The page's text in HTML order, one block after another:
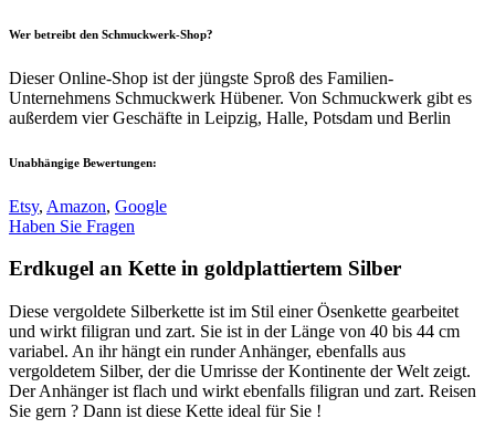
Wer betreibt den Schmuckwerk-Shop?
Dieser Online-Shop ist der jüngste Sproß des Familien-
Unternehmens Schmuckwerk Hübener. Von Schmuckwerk gibt es
außerdem vier Geschäfte in Leipzig, Halle, Potsdam und Berlin
Unabhängige Bewertungen:
Etsy, Amazon, Google
Haben Sie Fragen
Erdkugel an Kette in goldplattiertem Silber
Diese vergoldete Silberkette ist im Stil einer Ösenkette gearbeitet
und wirkt filigran und zart. Sie ist in der Länge von 40 bis 44 cm
variabel. An ihr hängt ein runder Anhänger, ebenfalls aus
vergoldetem Silber, der die Umrisse der Kontinente der Welt zeigt.
Der Anhänger ist flach und wirkt ebenfalls filigran und zart. Reisen
Sie gern ? Dann ist diese Kette ideal für Sie !